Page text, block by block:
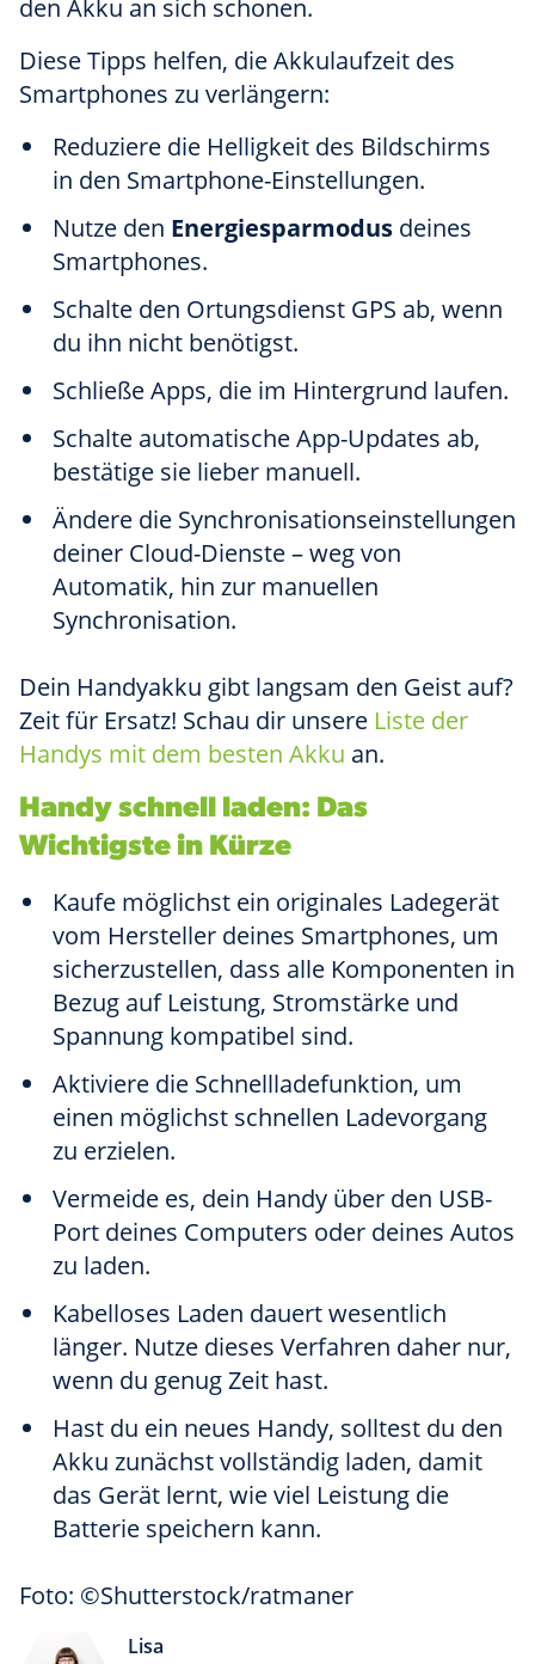
den Akku an sich schonen.
Diese Tipps helfen, die Akkulaufzeit des
Smartphones zu verlängern:
Reduziere die Helligkeit des Bildschirms
in den Smartphone-Einstellungen.
Nutze den Energiesparmodus deines
Smartphones.
Schalte den Ortungsdienst GPS ab, wenn
du ihn nicht benötigst.
Schließe Apps, die im Hintergrund laufen.
Schalte automatische App-Updates ab,
bestätige sie lieber manuell.
Ändere die Synchronisationseinstellungen
deiner Cloud-Dienste – weg von
Automatik, hin zur manuellen
Synchronisation.
Dein Handyakku gibt langsam den Geist auf?
Zeit für Ersatz! Schau dir unsere Liste der
Handys mit dem besten Akku an.
Handy schnell laden: Das
Wichtigste in Kürze
Kaufe möglichst ein originales Ladegerät
vom Hersteller deines Smartphones, um
sicherzustellen, dass alle Komponenten in
Bezug auf Leistung, Stromstärke und
Spannung kompatibel sind.
Aktiviere die Schnellladefunktion, um
einen möglichst schnellen Ladevorgang
zu erzielen.
Vermeide es, dein Handy über den USB-
Port deines Computers oder deines Autos
zu laden.
Kabelloses Laden dauert wesentlich
länger. Nutze dieses Verfahren daher nur,
wenn du genug Zeit hast.
Hast du ein neues Handy, solltest du den
Akku zunächst vollständig laden, damit
das Gerät lernt, wie viel Leistung die
Batterie speichern kann.
Foto: ©Shutterstock/ratmaner
Lisa